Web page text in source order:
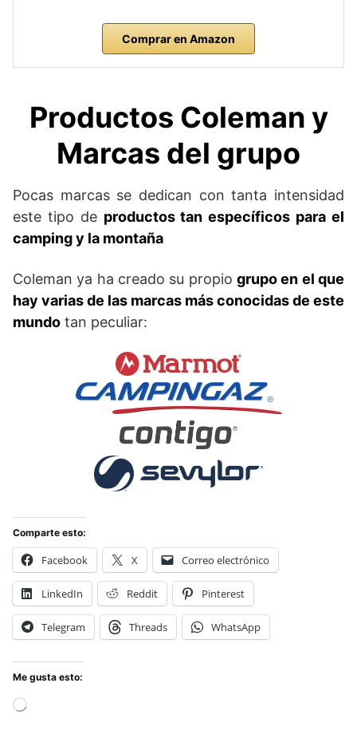
Comprar en Amazon
Productos Coleman y
Marcas del grupo
Pocas marcas se dedican con tanta intensidad
este tipo de productos tan específicos para el
camping y la montaña
Coleman ya ha creado su propio grupo en el que
hay varias de las marcas más conocidas de este
mundo tan peculiar:
Comparte esto:
Facebook X Correo electrónico
LinkedIn Reddit Pinterest
Telegram Threads WhatsApp
Me gusta esto: